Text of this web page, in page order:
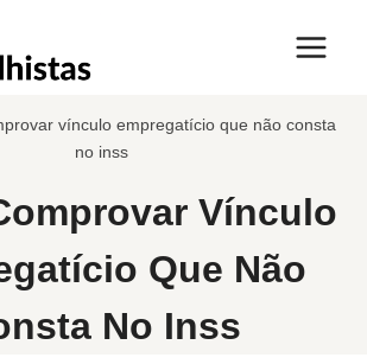
vínculo empregatício que não consta
no inss
Vínculo
Que Não
No Inss